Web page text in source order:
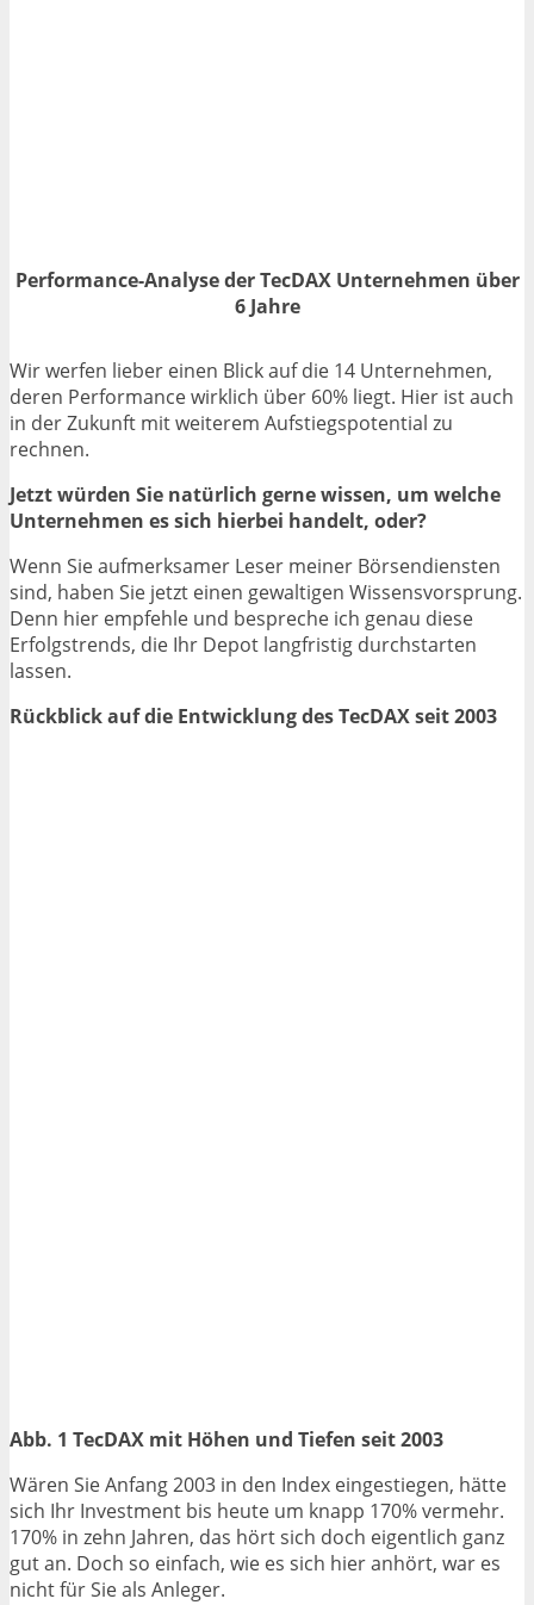
Performance-Analyse der TecDAX Unternehmen über
6 Jahre
Wir werfen lieber einen Blick auf die 14 Unternehmen,
deren Performance wirklich über 60% liegt. Hier ist auch
in der Zukunft mit weiterem Aufstiegspotential zu
rechnen.
Jetzt würden Sie natürlich gerne wissen, um welche
Unternehmen es sich hierbei handelt, oder?
Wenn Sie aufmerksamer Leser meiner Börsendiensten
sind, haben Sie jetzt einen gewaltigen Wissensvorsprung.
Denn hier empfehle und bespreche ich genau diese
Erfolgstrends, die Ihr Depot langfristig durchstarten
lassen.
Rückblick auf die Entwicklung des TecDAX seit 2003
Abb. 1 TecDAX mit Höhen und Tiefen seit 2003
Wären Sie Anfang 2003 in den Index eingestiegen, hätte
sich Ihr Investment bis heute um knapp 170% vermehr.
170% in zehn Jahren, das hört sich doch eigentlich ganz
gut an. Doch so einfach, wie es sich hier anhört, war es
nicht für Sie als Anleger.